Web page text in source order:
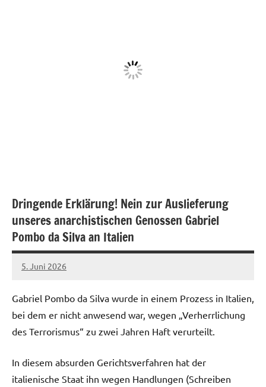
Dringende Erklärung! Nein zur Auslieferung
unseres anarchistischen Genossen Gabriel
Pombo da Silva an Italien
5. Juni 2026
network
Gabriel Pombo da Silva wurde in einem Prozess in Italien,
bei dem er nicht anwesend war, wegen „Verherrlichung
des Terrorismus“ zu zwei Jahren Haft verurteilt.
In diesem absurden Gerichtsverfahren hat der
italienische Staat ihn wegen Handlungen (Schreiben